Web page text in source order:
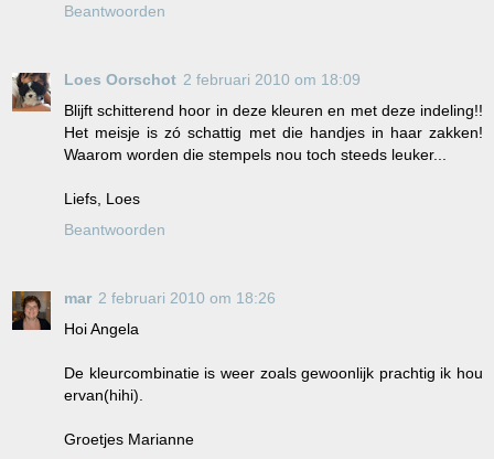
Beantwoorden
Loes Oorschot 2 februari 2010 om 18:09
Blijft schitterend hoor in deze kleuren en met deze indeling!!
Het meisje is zó schattig met die handjes in haar zakken!
Waarom worden die stempels nou toch steeds leuker...
Liefs, Loes
Beantwoorden
mar 2 februari 2010 om 18:26
Hoi Angela
De kleurcombinatie is weer zoals gewoonlijk prachtig ik hou
ervan(hihi).
Groetjes Marianne